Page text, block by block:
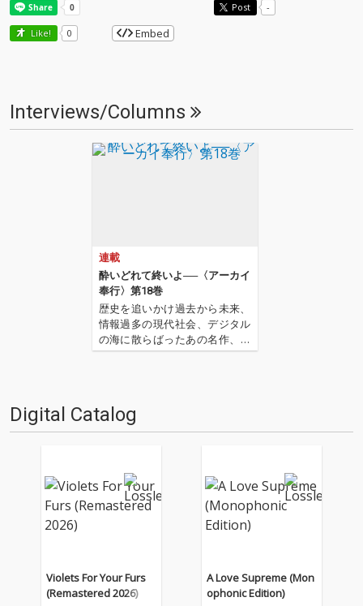
Post -
Like! 0 Embed
Interviews/Columns
連載
酔いどれて終いよ──〈アーカイ
奉行〉第18巻
歴史を追いかけ過去から未来、
情報過多の現代社会、デジタル
の海に散らばったあの名作、こ
の名作たちをひとつにまとめる
は…'''1.過去作の最新リマスター
音源 2.これまで未配信…
Digital Catalog
Violets For Your Furs
(Remastered 2026)
A Love Supreme (Mon
ophonic Edition)